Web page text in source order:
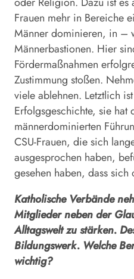
Frauen mehr in Bereiche
Männer dominieren, in –
Männerbastionen. Hier
Fördermaßnahmen
Zustimmung stoßen.
viele ablehnen. Letztlich
Erfolgsgeschichte, sie hat
männerdominierten
CSU-Frauen, die sich
ausgesprochen haben,
gesehen haben, dass
Katholische Verbände
Mitglieder neben der
Alltagswelt zu stärken.
Bildungswerk. Welche
wichtig?